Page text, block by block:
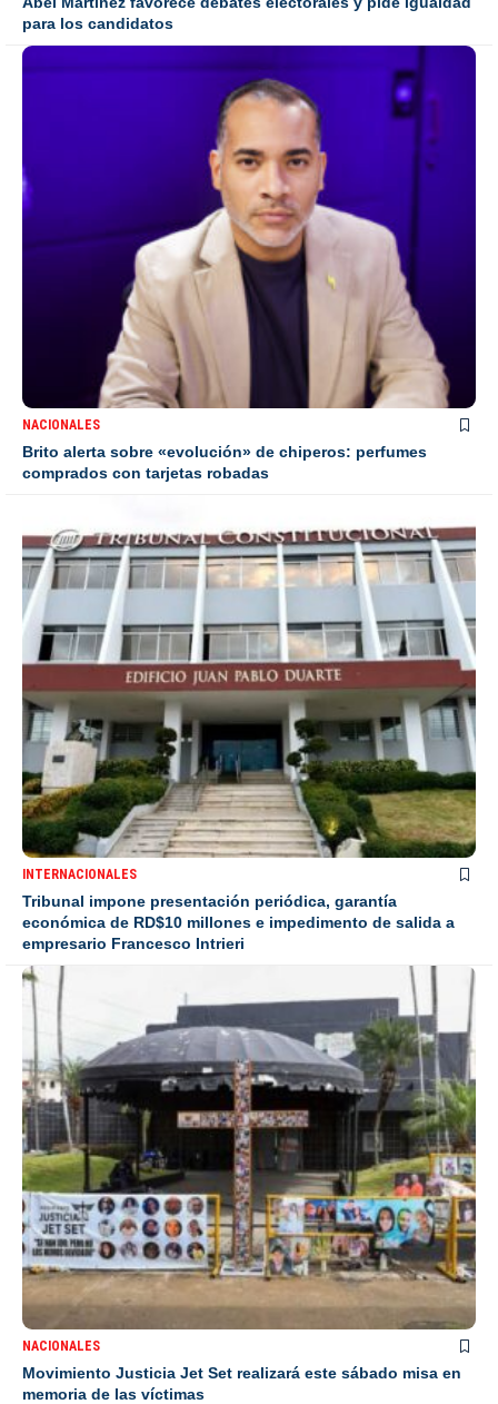
para los candidatos
NACIONALES
Brito alerta sobre «evolución» de chiperos: perfumes
comprados con tarjetas robadas
INTERNACIONALES
Tribunal impone presentación periódica, garantía
económica de RD$10 millones e impedimento de salida a
empresario Francesco Intrieri
NACIONALES
Movimiento Justicia Jet Set realizará este sábado misa en
memoria de las víctimas